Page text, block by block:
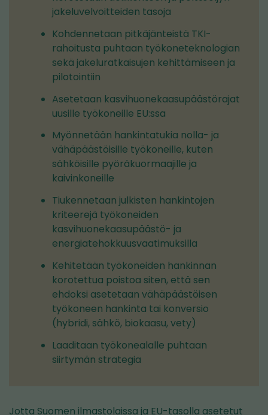
jakeluvelvoitteiden tasoja
Kohdennetaan pitkäjänteistä TKI-
rahoitusta puhtaan työkoneteknologian
sekä jakeluratkaisujen kehittämiseen ja
pilotointiin
Asetetaan kasvihuonekaasupäästörajat
uusille työkoneille EU:ssa
Myönnetään hankintatukia nolla- ja
vähäpäästöisille työkoneille, kuten
sähköisille pyöräkuormaajille ja
kaivinkoneille
Tiukennetaan julkisten hankintojen
kriteerejä työkoneiden
kasvihuonekaasupäästö- ja
energiatehokkuusvaatimuksilla
Kehitetään työkoneiden hankinnan
korotettua poistoa siten, että sen
ehdoksi asetetaan vähäpäästöisen
työkoneen hankinta tai konversio
(hybridi, sähkö, biokaasu, vety)
Laaditaan työkonealalle puhtaan
siirtymän strategia
Jotta Suomen ilmastolaissa ja EU-tasolla asetetut